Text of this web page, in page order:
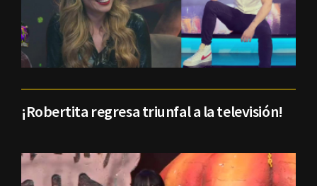
¡Robertita regresa triunfal a la televisión!